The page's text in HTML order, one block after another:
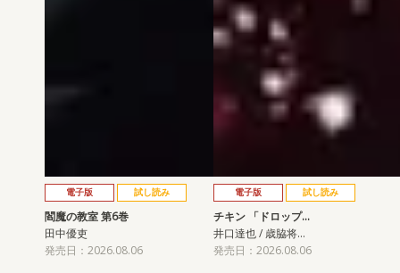
電子版 試し読み
閻魔の教室 第6巻
田中優吏
発売日：2026.08.06
電子版 試し読み
チキン 「ドロップ…
井口達也 / 歳脇将…
発売日：2026.08.06